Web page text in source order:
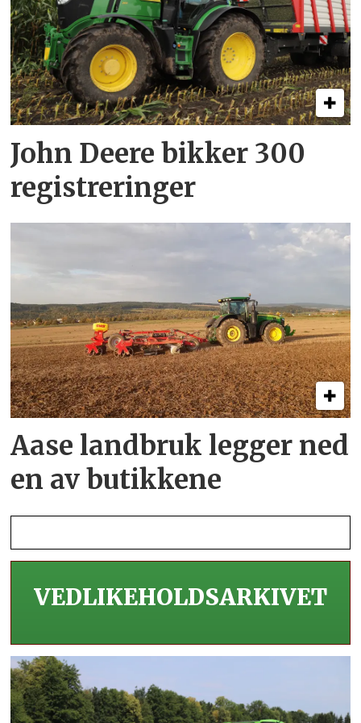
John Deere bikker 300
registreringer
Aase landbruk legger ned
en av butikkene
VEDLIKEHOLDS­ARKIVET